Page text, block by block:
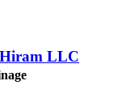
LLC